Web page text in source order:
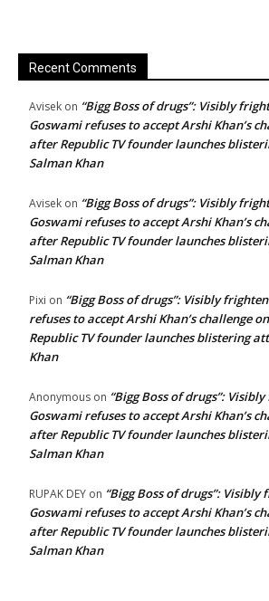
Recent Comments
Avisek on “Bigg Boss of drugs”: Visibly
Goswami refuses to accept Arshi Khan’s
after Republic TV founder launches
Salman Khan
Avisek on “Bigg Boss of drugs”: Visibly
Goswami refuses to accept Arshi Khan’s
after Republic TV founder launches
Salman Khan
Pixi on “Bigg Boss of drugs”: Visibly
refuses to accept Arshi Khan’s challenge
Republic TV founder launches blistering
Khan
Anonymous on “Bigg Boss of drugs”:
Goswami refuses to accept Arshi Khan’s
after Republic TV founder launches
Salman Khan
RUPAK DEY on “Bigg Boss of drugs”:
Goswami refuses to accept Arshi Khan’s
after Republic TV founder launches
Salman Khan